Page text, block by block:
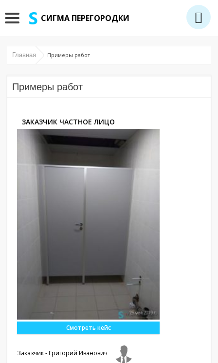
СИГМА ПЕРЕГОРОДКИ
Главная Примеры работ
Примеры работ
ЗАКАЗЧИК ЧАСТНОЕ ЛИЦО
Смотреть кейс
Заказчик - Григорий Иванович